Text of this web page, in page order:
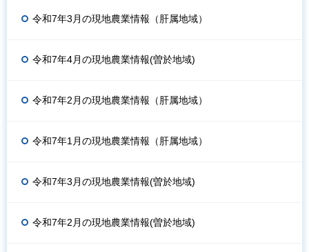
令和7年3月の現地農業情報（肝属地域）
令和7年4月の現地農業情報(曽於地域)
令和7年2月の現地農業情報（肝属地域）
令和7年1月の現地農業情報（肝属地域）
令和7年3月の現地農業情報(曽於地域)
令和7年2月の現地農業情報(曽於地域)